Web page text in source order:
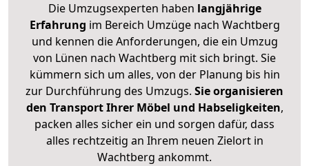
Die Umzugsexperten haben langjährige
Erfahrung im Bereich Umzüge nach Wachtberg
und kennen die Anforderungen, die ein Umzug
von Lünen nach Wachtberg mit sich bringt. Sie
kümmern sich um alles, von der Planung bis hin
zur Durchführung des Umzugs. Sie organisieren
den Transport Ihrer Möbel und Habseligkeiten,
packen alles sicher ein und sorgen dafür, dass
alles rechtzeitig an Ihrem neuen Zielort in
Wachtberg ankommt.